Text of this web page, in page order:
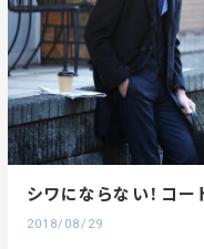
シワにならない！コ
2018/08/29